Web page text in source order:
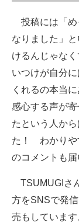
投稿には「め
なりました」
けるんじゃな
いつけが自分
くれるの本当
感心する声が
たという人か
た！ わかりや
のコメントも届
TSUMUGIさ
方をSNSで発信
売もしています